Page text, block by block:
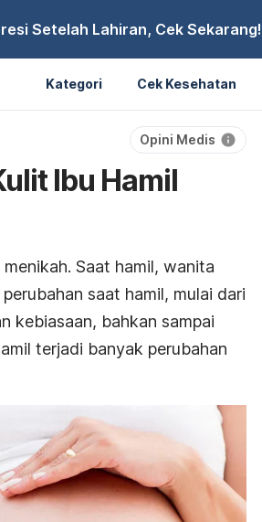
Setelah Lahiran, Cek Sekarang!
Kategori Cek Kesehatan
Opini Medis
Ibu Hamil
Saat hamil, wanita
saat hamil, mulai dari
kebiasaan, bahkan sampai
terjadi banyak perubahan